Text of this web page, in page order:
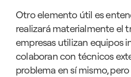
Otro elemento útil es
realizará materialmente el
empresas utilizan equipos
colaboran con técnicos
problema en sí mismo,